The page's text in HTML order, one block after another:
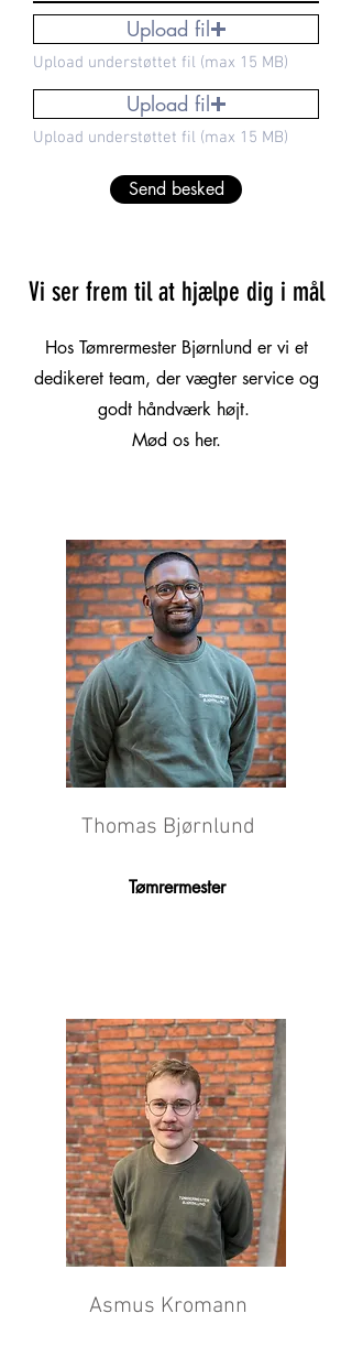
Upload fil
Upload understøttet fil (max 15 MB)
Upload fil
Upload understøttet fil (max 15 MB)
Send besked
Vi ser frem til at hjælpe dig i mål
Hos Tømrermester Bjørnlund er vi et
dedikeret team, der vægter service og
godt håndværk højt.
Mød os her.
Thomas Bjørnlund
Tømrermester
Asmus Kromann